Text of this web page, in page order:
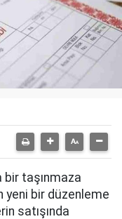
bir taşınmaza
yeni bir düzenleme
satışında